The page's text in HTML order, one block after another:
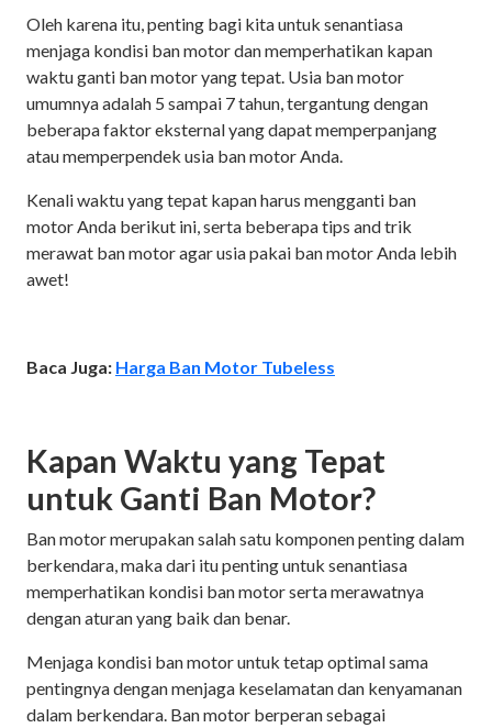
Oleh karena itu, penting bagi kita untuk senantiasa
menjaga kondisi ban motor dan memperhatikan kapan
waktu ganti ban motor yang tepat. Usia ban motor
umumnya adalah 5 sampai 7 tahun, tergantung dengan
beberapa faktor eksternal yang dapat memperpanjang
atau memperpendek usia ban motor Anda.
Kenali waktu yang tepat kapan harus mengganti ban
motor Anda berikut ini, serta beberapa tips and trik
merawat ban motor agar usia pakai ban motor Anda lebih
awet!
Baca Juga: Harga Ban Motor Tubeless
Kapan Waktu yang Tepat
untuk Ganti Ban Motor?
Ban motor merupakan salah satu komponen penting dalam
berkendara, maka dari itu penting untuk senantiasa
memperhatikan kondisi ban motor serta merawatnya
dengan aturan yang baik dan benar.
Menjaga kondisi ban motor untuk tetap optimal sama
pentingnya dengan menjaga keselamatan dan kenyamanan
dalam berkendara. Ban motor berperan sebagai